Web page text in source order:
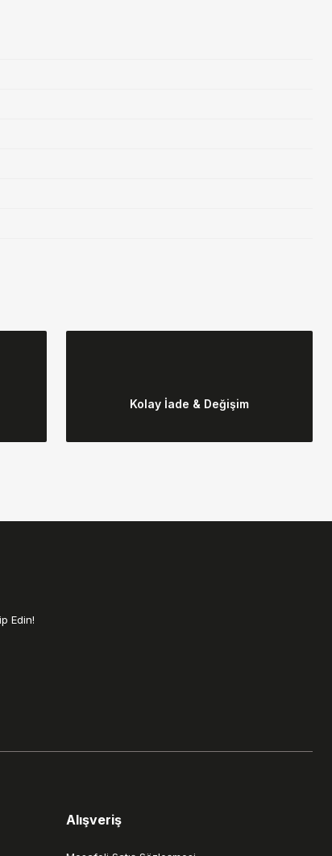
Kolay İade & Değişim
Edin!
Alışveriş